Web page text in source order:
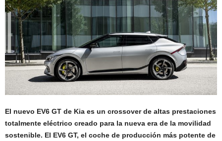
El nuevo EV6 GT de Kia es un crossover de altas prestaciones
totalmente eléctrico creado para la nueva era de la movilidad
sostenible. El EV6 GT, el coche de producción más potente de